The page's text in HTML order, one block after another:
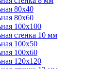
80х40
80х60
100х100
стенка 10 мм
100х50
100х60
120х120